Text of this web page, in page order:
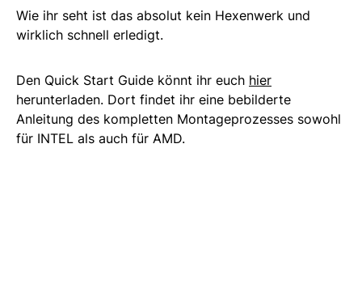
Wie ihr seht ist das absolut kein Hexenwerk und
wirklich schnell erledigt.
Den Quick Start Guide könnt ihr euch hier
herunterladen. Dort findet ihr eine bebilderte
Anleitung des kompletten Montageprozesses sowohl
für INTEL als auch für AMD.